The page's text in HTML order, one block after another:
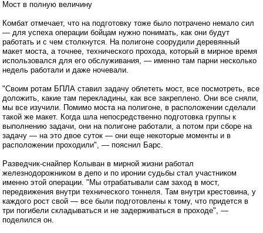
Мост в полную величину
Комбат отмечает, что на подготовку тоже было потрачено немало сил
— для успеха операции бойцам нужно понимать, как они будут
работать и с чем столкнутся. На полигоне соорудили деревянный
макет моста, а точнее, технического прохода, который в мирное время
использовался для его обслуживания, — именно там парни несколько
недель работали и даже ночевали.
"Своим ротам БПЛА ставил задачу облететь мост, все посмотреть, все
доложить, какие там перекладины, как все закреплено. Они все сняли,
мы все изучили. Помимо моста на полигоне, в расположении сделали
такой же макет. Когда шла непосредственно подготовка группы к
выполнению задачи, они на полигоне работали, а потом при сборе на
задачу — на это двое суток — они еще некоторые моменты и в
расположении проходили", — пояснил Барс.
Разведчик-снайпер Колыван в мирной жизни работал
железнодорожником в депо и по иронии судьбы стал участником
именно этой операции. "Мы отрабатывали сам заход в мост,
передвижения внутри технического тоннеля. Там внутри крестовина, у
каждого рост свой — все были подготовлены к тому, что придется в
три погибели складываться и не задерживаться в проходе", —
поделился он.